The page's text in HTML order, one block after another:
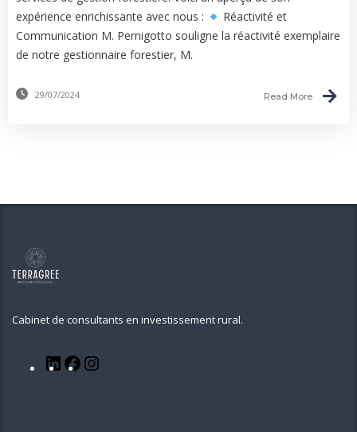
expérience enrichissante avec nous :
Réactivité et
Communication M. Pernigotto souligne la réactivité exemplaire
de notre gestionnaire forestier, M.
29/07/2024 Read More
Cabinet de consultants en investissement rural.